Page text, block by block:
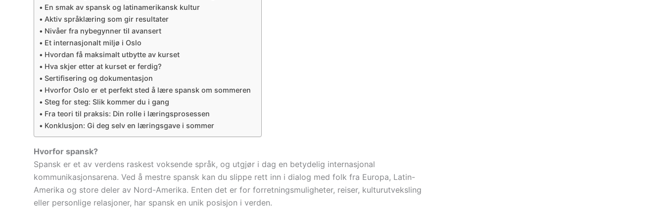
En smak av spansk og latinamerikansk kultur
Aktiv språklæring som gir resultater
Nivåer fra nybegynner til avansert
Et internasjonalt miljø i Oslo
Hvordan få maksimalt utbytte av kurset
Hva skjer etter at kurset er ferdig?
Sertifisering og dokumentasjon
Hvorfor Oslo er et perfekt sted å lære spansk om sommeren
Steg for steg: Slik kommer du i gang
Fra teori til praksis: Din rolle i læringsprosessen
Konklusjon: Gi deg selv en læringsgave i sommer
Hvorfor spansk?
Spansk er et av verdens raskest voksende språk, og utgjør i dag en betydelig internasjonal
kommunikasjonsarena. Ved å mestre spansk kan du slippe rett inn i dialog med folk fra Europa, Latin-
Amerika og store deler av Nord-Amerika. Enten det er for forretningsmuligheter, reiser, kulturutveksling
eller personlige relasjoner, har spansk en unik posisjon i verden.